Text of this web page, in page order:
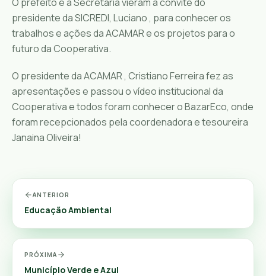
presidente da SICREDI, Luciano , para conhecer os
trabalhos e ações da ACAMAR e os projetos para o
futuro da Cooperativa.
O presidente da ACAMAR , Cristiano Ferreira fez as
apresentações e passou o vídeo institucional da
Cooperativa e todos foram conhecer o BazarEco, onde
foram recepcionados pela coordenadora e tesoureira
Janaina Oliveira!
ANTERIOR
Educação Ambiental
PRÓXIMA
Município Verde e Azul